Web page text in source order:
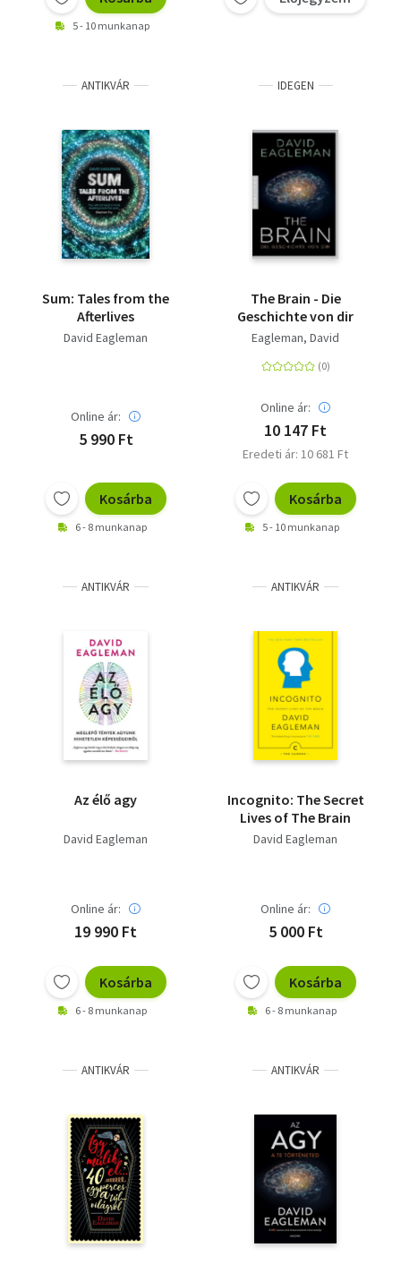
5 - 10 munkanap
ANTIKVÁR
Sum: Tales from the
Afterlives
David Eagleman
Online ár:
5 990 Ft
Kosárba
6 - 8 munkanap
IDEGEN
The Brain - Die
Geschichte von dir
Eagleman, David
Online ár:
10 147 Ft
Eredeti ár: 10 681 Ft
Kosárba
5 - 10 munkanap
ANTIKVÁR
Az élő agy
David Eagleman
Online ár:
19 990 Ft
Kosárba
6 - 8 munkanap
ANTIKVÁR
Incognito: The Secret
Lives of The Brain
David Eagleman
Online ár:
5 000 Ft
Kosárba
6 - 8 munkanap
ANTIKVÁR ANTIKVÁR